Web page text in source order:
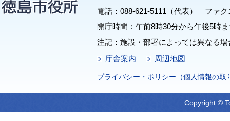
電話：088-621-5111（代表） ファク
開庁時間：午前8時30分から午後5時
注記：施設・部署によっては異なる
庁舎案内
周辺地図
プライバシー・ポリシー（個人情報の取
Copyright ©